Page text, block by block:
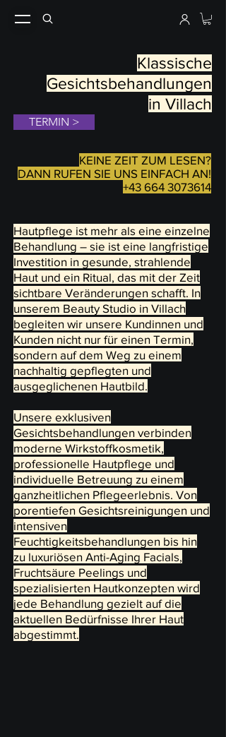
Klassische
Gesichtsbehandlungen
in Villach
TERMIN >
KEINE ZEIT ZUM LESEN?
DANN RUFEN SIE UNS EINFACH AN!
+43 664 3073614
Hautpflege ist mehr als eine einzelne
Behandlung – sie ist eine langfristige
Investition in gesunde, strahlende
Haut und ein Ritual, das mit der Zeit
sichtbare Veränderungen schafft. In
unserem Beauty Studio in Villach
begleiten wir unsere Kundinnen und
Kunden nicht nur für einen Termin,
sondern auf dem Weg zu einem
nachhaltig gepflegten und
ausgeglichenen Hautbild.
​Unsere exklusiven
Gesichtsbehandlungen verbinden
moderne Wirkstoffkosmetik,
professionelle Hautpflege und
individuelle Betreuung zu einem
ganzheitlichen Pflegeerlebnis. Von
porentiefen Gesichtsreinigungen und
intensiven
Feuchtigkeitsbehandlungen bis hin
zu luxuriösen Anti-Aging Facials,
Fruchtsäure Peelings und
spezialisierten Hautkonzepten wird
jede Behandlung gezielt auf die
aktuellen Bedürfnisse Ihrer Haut
abgestimmt.